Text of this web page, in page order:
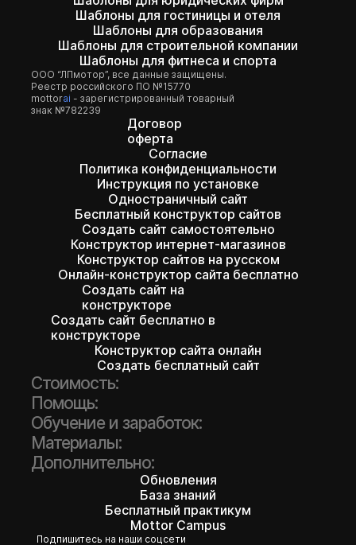
Шаблоны для гостиницы и отеля
Шаблоны для образования
Шаблоны для строительной компании
Шаблоны для фитнеса и спорта
ООО “ЛПмотор”, все данные защищены.
Реестр российского ПО №15770
mottorai - зарегистрированный товарный
знак №782239
Договор
оферта
Согласие
Политика конфиденциальности
Инструкция по установке
Одностраничный сайт
Бесплатный конструктор сайтов
Создать сайт самостоятельно
Конструктор интернет-магазинов
Конструктор сайтов на русском
Онлайн-конструктор сайта бесплатно
Создать сайт на
конструкторе
Создать сайт бесплатно в
конструкторе
Конструктор сайта онлайн
Создать бесплатный сайт
Стоимость:
Помощь:
Обучение и заработок:
Материалы:
Дополнительно:
Обновления
База знаний
Бесплатный практикум
Mottor Campus
Подпишитесь на наши соцсети